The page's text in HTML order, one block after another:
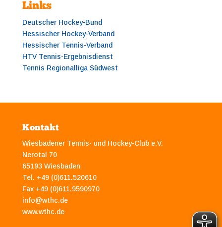
Links
Deutscher Hockey-Bund
Hessischer Hockey-Verband
Hessischer Tennis-Verband
HTV Tennis-Ergebnisdienst
Tennis Regionalliga Südwest
Kontakt
Wiesbadener Tennis- und Hockey-Club e.V.
Nerotal 70
65193 Wiesbaden
Tel. +49 (0)611.520610
Fax +49 (0)611.9590970
info@wthc.de
www.wthc.de